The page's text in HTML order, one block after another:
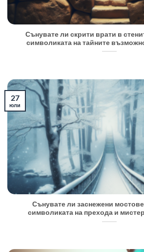
Сънувате ли скрити врати в
символиката на тайните
Сънувате ли заснежени
символиката на прехода и
27
юли